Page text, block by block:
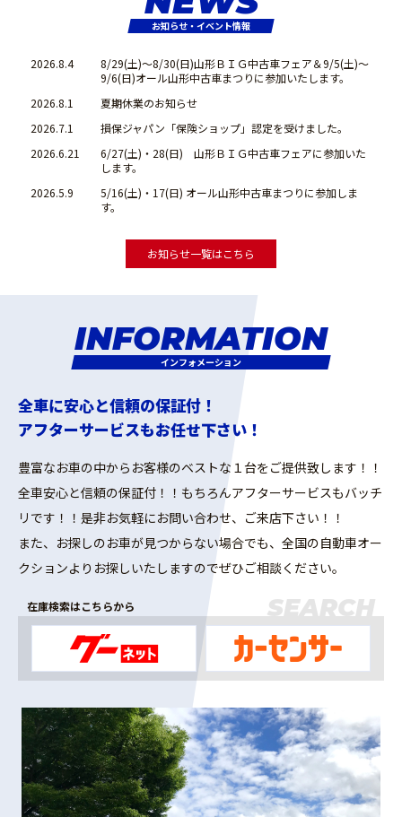
お知らせ・イベント情報
2026.8.4
8/29(土)～8/30(日)山形ＢＩＧ中古車フェア＆9/5(土)～
9/6(日)オール山形中古車まつりに参加いたします。
2026.8.1
夏期休業のお知らせ
2026.7.1
損保ジャパン「保険ショップ」認定を受けました。
2026.6.21
6/27(土)・28(日) 山形ＢＩＧ中古車フェアに参加いた
します。
2026.5.9
5/16(土)・17(日) オール山形中古車まつりに参加しま
す。
ＧＷ休業のお知らせ
します。
3/20(金祝)～3/22(日)JU山形春の中古車ジャンボフェア
＆3/28(土)～3/29(日)オール山形中古車まつりに参加い
たします。
2/21(土)・22(日)・23(月祝)オール山形中古車まつりに
2026.1.10
1/17(土)・18(日) 中古車ダイナミックフェアに参加い
たします。
11/22(土)・23(日)・24(月祝) 山形ＢＩＧ中古車フェア
に参加いたします。
2025.10.18
11/1(土)・2(日)・3(月祝) ＪＵジャンボフェアフェア
します。
9/27(土)・28(日)オール山形中古車まつりに参加しま
す。
2025.8.18
8/23(土)・24(日) 山形ＢＩＧ中古車フェアに参加いた
します。
2025.7.31
夏期休業のお知らせ
7/5・7/6 夏バテ点検付きオイル交換イベントのご案
内
2025.6.24
損保ジャパン「保険ショップ」認定を受けました。
2025.6.7
ＪＵ（中古自動車販売組合）適正販売店として認定され
ました。
2025.6.4
タイヤ交換時のナット変形における経緯と再発防止につ
お知らせ一覧はこちら
INFORMATION
インフォメーション
全車に安心と信頼の保証付！
アフターサービスもお任せ下さい！
豊富なお車の中からお客様のベストな１台をご提供致します！！
全車安心と信頼の保証付！！もちろんアフターサービスもバッチ
リです！！是非お気軽にお問い合わせ、ご来店下さい！！
また、お探しのお車が見つからない場合でも、全国の自動車オー
クションよりお探しいたしますのでぜひご相談ください。
在庫検索はこちらから SEARCH